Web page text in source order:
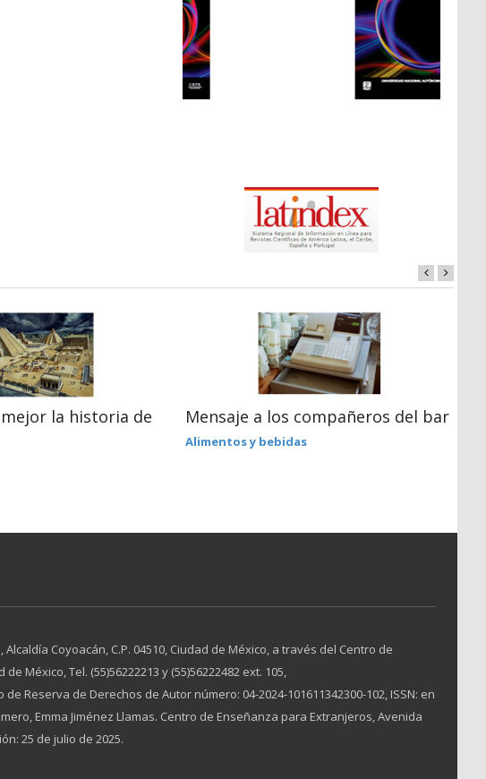
la historia de
Mensaje a los compañeros del bar
Alimentos y bebidas
Coyoacán, C.P. 04510, Ciudad de México, a través del Centro de
México, Tel. (55)56222213 y (55)56222482 ext. 105,
Reserva de Derechos de Autor número: 04-2024-101611342300-102, ISSN: en
Emma Jiménez Llamas. Centro de Enseñanza para Extranjeros, Avenida
25 de julio de 2025.